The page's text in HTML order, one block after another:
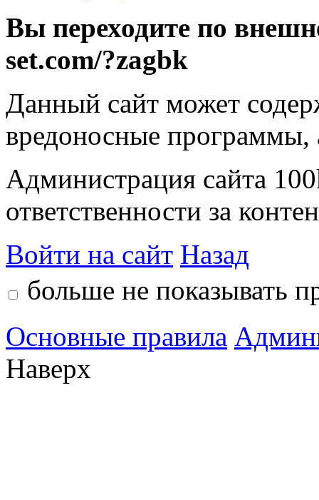
Вы переходите по
set.com/?zagbk
Данный сайт может
вредоносные программы,
Администрация сайта
ответственности за
Войти на сайт Назад
больше не показывать
Основные правила
Наверх